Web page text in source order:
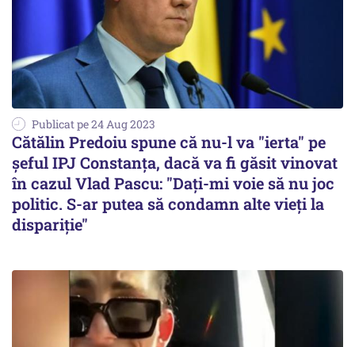
Publicat pe 24 Aug 2023
Cătălin Predoiu spune că nu-l va "ierta" pe
șeful IPJ Constanța, dacă va fi găsit vinovat
în cazul Vlad Pascu: "Daţi-mi voie să nu joc
politic. S-ar putea să condamn alte vieţi la
dispariţie"